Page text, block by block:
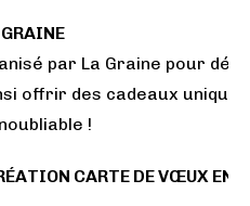
par La Graine pour
offrir des cadeaux
!
CARTE DE VŒUX EN